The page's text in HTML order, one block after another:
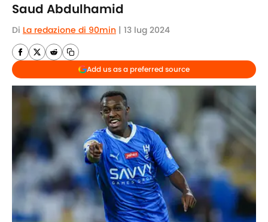
Saud Abdulhamid
Di La redazione di 90min | 13 lug 2024
Add us as a preferred source